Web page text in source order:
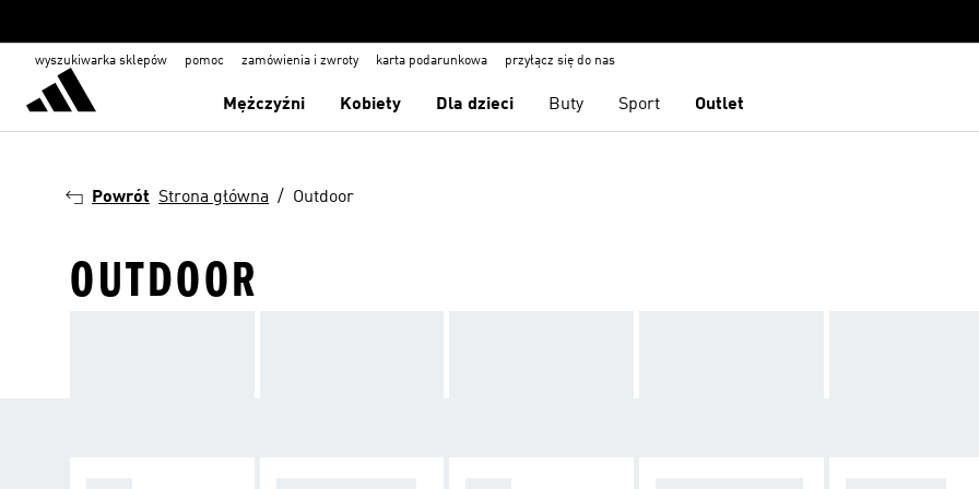
wyszukiwarka sklepów pomoc zamówienia i zwroty karta podarunkowa przyłącz się do nas
Mężczyźni Kobiety Dla dzieci Buty Sport Outlet
Powrót Strona główna Outdoor
OUTDOOR